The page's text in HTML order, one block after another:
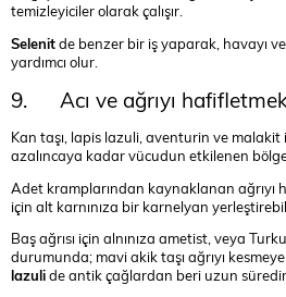
temizleyiciler olarak çalışır.
Selenitde benzer bir iş yaparak, havayı
yardımcı olur.
9. Acı ve ağrıyı
Kan taşı, lapis lazuli, aventurin ve malakit
azalıncaya kadar vücudun etkilenen
Adet kramplarından kaynaklanan ağrıyı
için alt karnınıza bir karnelyan
Baş ağrısı için alnınıza ametist, veya
durumunda; mavi akik taşı ağrıyı kesmeye
lazulide antik çağlardan beri uzun